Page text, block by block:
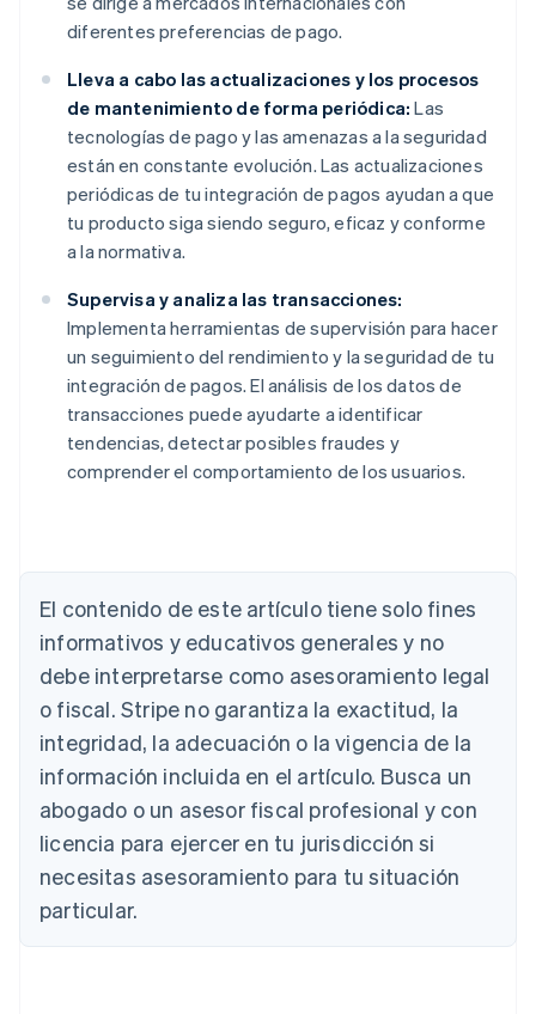
diferentes preferencias de pago.
Lleva a cabo las actualizaciones y los procesos
de mantenimiento de forma periódica: Las
tecnologías de pago y las amenazas a la seguridad
están en constante evolución. Las actualizaciones
periódicas de tu integración de pagos ayudan a que
tu producto siga siendo seguro, eficaz y conforme
a la normativa.
Supervisa y analiza las transacciones:
Implementa herramientas de supervisión para hacer
un seguimiento del rendimiento y la seguridad de tu
integración de pagos. El análisis de los datos de
transacciones puede ayudarte a identificar
tendencias, detectar posibles fraudes y
comprender el comportamiento de los usuarios.
El contenido de este artículo tiene solo fines
informativos y educativos generales y no
debe interpretarse como asesoramiento legal
o fiscal. Stripe no garantiza la exactitud, la
integridad, la adecuación o la vigencia de la
información incluida en el artículo. Busca un
abogado o un asesor fiscal profesional y con
licencia para ejercer en tu jurisdicción si
necesitas asesoramiento para tu situación
particular.
DeutschEnglish
Australia
Austria
DeutschEnglish
Bélgica
Nederlands
Brasil
PortuguêsEnglish
Bulgaria
English
Canadá
English
China continental
简体中文English